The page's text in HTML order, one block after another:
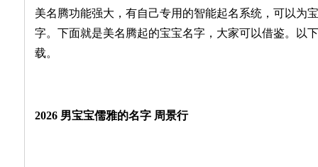
美名腾功能强大，有自己专用的智能起名系统，可以为
字。下面就是美名腾起的宝宝名字，大家可以借鉴。以
载。
2026 男宝宝儒雅的名字 周景行